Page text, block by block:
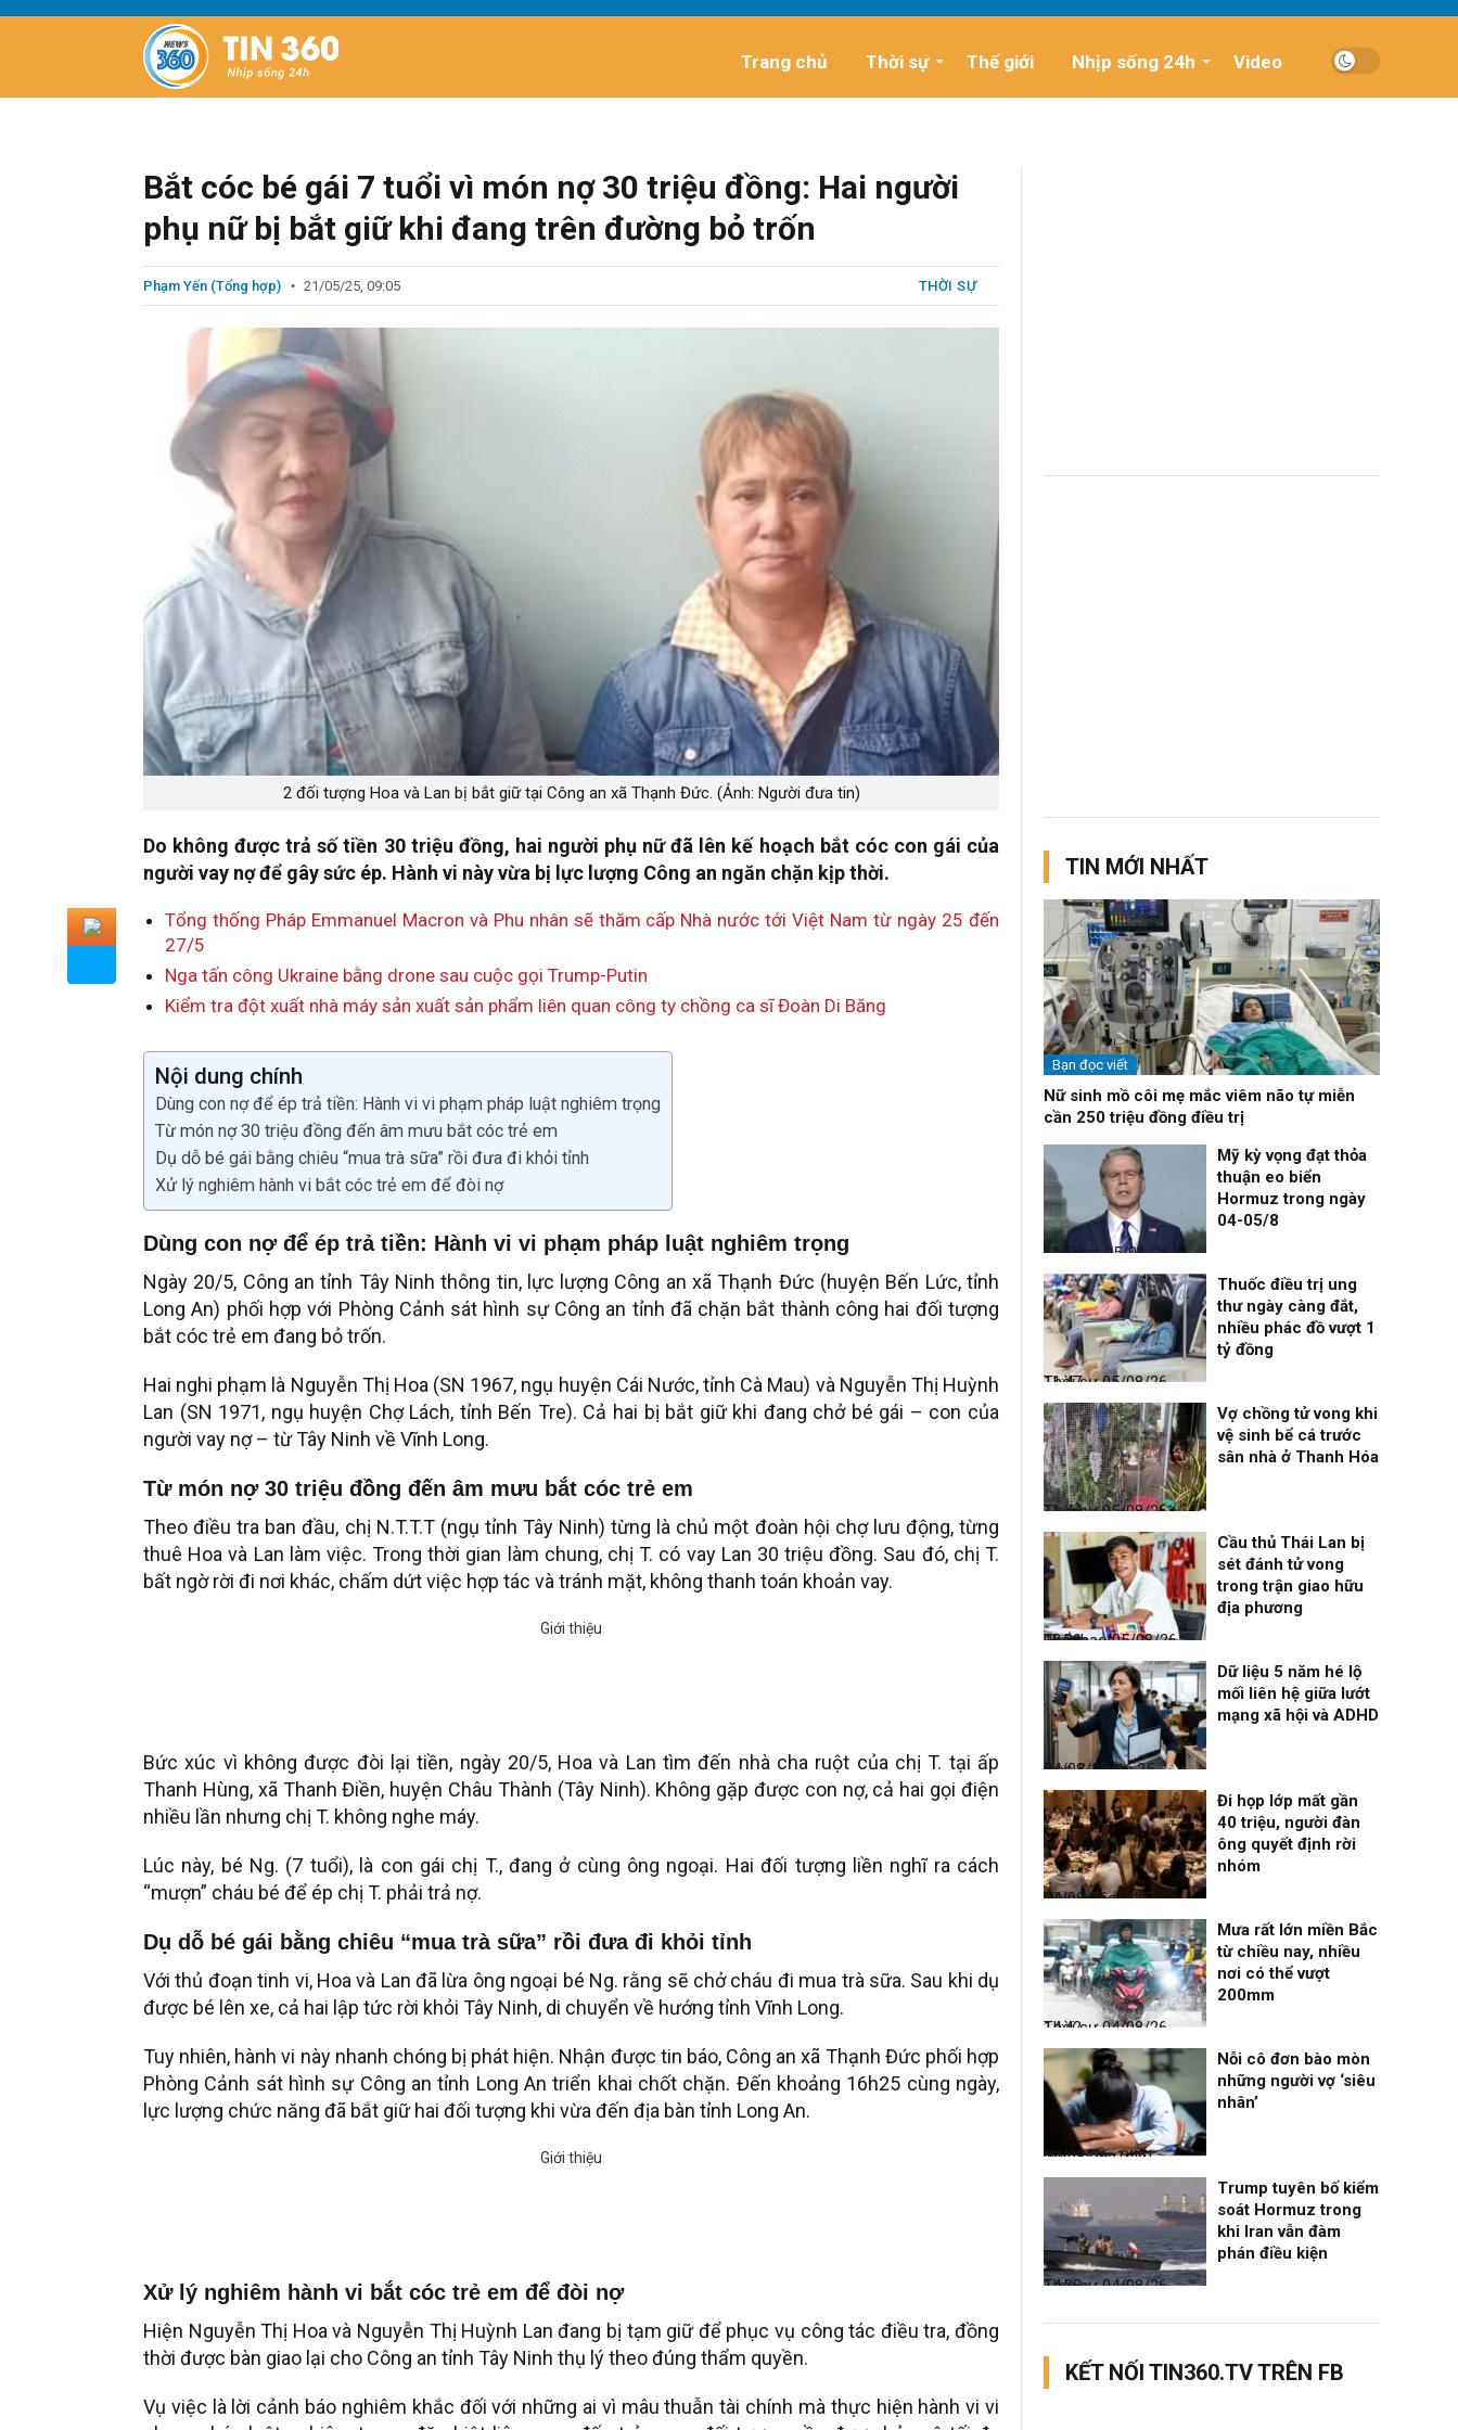
Trang chủ Thời sự Thế giới Nhịp sống 24h Video
Bắt cóc bé gái 7 tuổi vì món nợ 30 triệu đồng: Hai người
phụ nữ bị bắt giữ khi đang trên đường bỏ trốn
Phạm Yến (Tổng hợp) 21/05/25, 09:05 THỜI SỰ
2 đối tượng Hoa và Lan bị bắt giữ tại Công an xã Thạnh Đức. (Ảnh: Người đưa tin)
Do không được trả số tiền 30 triệu đồng, hai người phụ nữ đã lên kế hoạch bắt cóc con gái của
người vay nợ để gây sức ép. Hành vi này vừa bị lực lượng Công an ngăn chặn kịp thời.
Tổng thống Pháp Emmanuel Macron và Phu nhân sẽ thăm cấp Nhà nước tới Việt Nam từ ngày 25 đến
27/5
Nga tấn công Ukraine bằng drone sau cuộc gọi Trump-Putin
Kiểm tra đột xuất nhà máy sản xuất sản phẩm liên quan công ty chồng ca sĩ Đoàn Di Băng
Nội dung chính
Dùng con nợ để ép trả tiền: Hành vi vi phạm pháp luật nghiêm trọng
Từ món nợ 30 triệu đồng đến âm mưu bắt cóc trẻ em
Dụ dỗ bé gái bằng chiêu “mua trà sữa” rồi đưa đi khỏi tỉnh
Xử lý nghiêm hành vi bắt cóc trẻ em để đòi nợ
Dùng con nợ để ép trả tiền: Hành vi vi phạm pháp luật nghiêm trọng
Ngày 20/5, Công an tỉnh Tây Ninh thông tin, lực lượng Công an xã Thạnh Đức (huyện Bến Lức, tỉnh
Long An) phối hợp với Phòng Cảnh sát hình sự Công an tỉnh đã chặn bắt thành công hai đối tượng
bắt cóc trẻ em đang bỏ trốn.
Hai nghi phạm là Nguyễn Thị Hoa (SN 1967, ngụ huyện Cái Nước, tỉnh Cà Mau) và Nguyễn Thị Huỳnh
Lan (SN 1971, ngụ huyện Chợ Lách, tỉnh Bến Tre). Cả hai bị bắt giữ khi đang chở bé gái – con của
người vay nợ – từ Tây Ninh về Vĩnh Long.
Từ món nợ 30 triệu đồng đến âm mưu bắt cóc trẻ em
Theo điều tra ban đầu, chị N.T.T.T (ngụ tỉnh Tây Ninh) từng là chủ một đoàn hội chợ lưu động, từng
thuê Hoa và Lan làm việc. Trong thời gian làm chung, chị T. có vay Lan 30 triệu đồng. Sau đó, chị T.
bất ngờ rời đi nơi khác, chấm dứt việc hợp tác và tránh mặt, không thanh toán khoản vay.
Bức xúc vì không được đòi lại tiền, ngày 20/5, Hoa và Lan tìm đến nhà cha ruột của chị T. tại ấp
Thanh Hùng, xã Thanh Điền, huyện Châu Thành (Tây Ninh). Không gặp được con nợ, cả hai gọi điện
nhiều lần nhưng chị T. không nghe máy.
Lúc này, bé Ng. (7 tuổi), là con gái chị T., đang ở cùng ông ngoại. Hai đối tượng liền nghĩ ra cách
“mượn” cháu bé để ép chị T. phải trả nợ.
Dụ dỗ bé gái bằng chiêu “mua trà sữa” rồi đưa đi khỏi tỉnh
Với thủ đoạn tinh vi, Hoa và Lan đã lừa ông ngoại bé Ng. rằng sẽ chở cháu đi mua trà sữa. Sau khi dụ
được bé lên xe, cả hai lập tức rời khỏi Tây Ninh, di chuyển về hướng tỉnh Vĩnh Long.
Tuy nhiên, hành vi này nhanh chóng bị phát hiện. Nhận được tin báo, Công an xã Thạnh Đức phối hợp
Phòng Cảnh sát hình sự Công an tỉnh Long An triển khai chốt chặn. Đến khoảng 16h25 cùng ngày,
lực lượng chức năng đã bắt giữ hai đối tượng khi vừa đến địa bàn tỉnh Long An.
Xử lý nghiêm hành vi bắt cóc trẻ em để đòi nợ
Hiện Nguyễn Thị Hoa và Nguyễn Thị Huỳnh Lan đang bị tạm giữ để phục vụ công tác điều tra, đồng
thời được bàn giao lại cho Công an tỉnh Tây Ninh thụ lý theo đúng thẩm quyền.
Vụ việc là lời cảnh báo nghiêm khắc đối với những ai vì mâu thuẫn tài chính mà thực hiện hành vi vi
TIN MỚI NHẤT
Bạn đọc viết
Nữ sinh mồ côi mẹ mắc viêm não tự miễn
cần 250 triệu đồng điều trị
Thế giới
05/08/26, 11:54
Mỹ kỳ vọng đạt thỏa
thuận eo biển
Hormuz trong ngày
04-05/8
Thời sự
05/08/26, 11:47
Thuốc điều trị ung
thư ngày càng đắt,
nhiều phác đồ vượt 1
tỷ đồng
Thời sự
05/08/26, 11:44
Vợ chồng tử vong khi
vệ sinh bể cá trước
sân nhà ở Thanh Hóa
Thể thao
05/08/26, 08:39
Cầu thủ Thái Lan bị
sét đánh tử vong
trong trận giao hữu
địa phương
Đọc & Ngẫm
04/08/26, 16:25
Dữ liệu 5 năm hé lộ
mối liên hệ giữa lướt
mạng xã hội và ADHD
Nhịp sống 24h
04/08/26, 14:47
Đi họp lớp mất gần
40 triệu, người đàn
ông quyết định rời
nhóm
Thời sự
04/08/26, 14:42
Mưa rất lớn miền Bắc
từ chiều nay, nhiều
nơi có thể vượt
200mm
Nhịp sống 24h
04/08/26, 14:41
Nỗi cô đơn bào mòn
những người vợ ‘siêu
nhân’
Thời sự
04/08/26, 14:38
Trump tuyên bố kiểm
soát Hormuz trong
khi Iran vẫn đàm
phán điều kiện
KẾT NỐI TIN360.TV TRÊN FB